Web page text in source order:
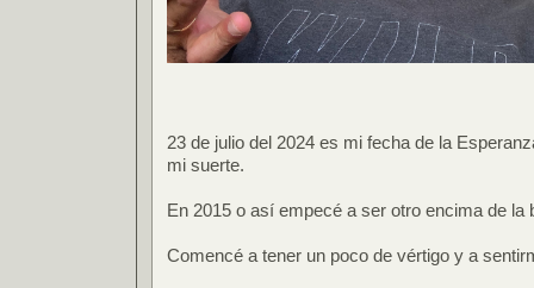
23 de julio del 2024 es mi fecha de la
mi suerte.
En 2015 o así empecé a ser otro encima de la
Comencé a tener un poco de vértigo y a